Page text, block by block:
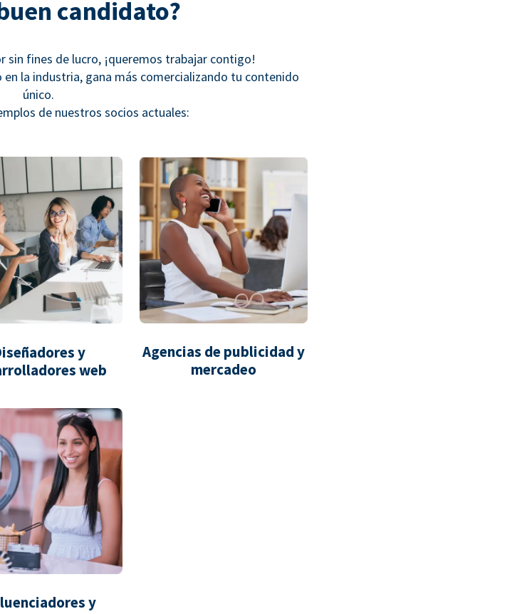
candidato?
sin fines de lucro, ¡queremos trabajar contigo!
en la industria, gana más comercializando tu contenido
único.
de nuestros socios actuales:
y
web
Agencias de publicidad y
mercadeo
y